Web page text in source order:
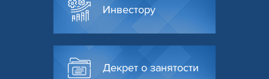
Инвестору
Декрет о занятости